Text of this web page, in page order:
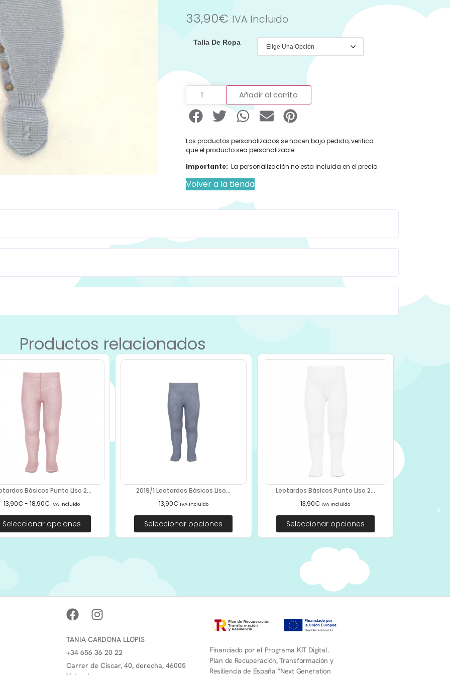
33,90€ IVA Incluido
Talla De Ropa
Añadir al carrito
Los productos personalizados se hacen bajo pedido, verifica
que el producto sea personalizable:
Importante: La personalización no esta incluida en el precio.
Volver a la tienda
Productos relacionados
Básicos Punto Liso 2...
13,90€ - 18,90€ IVA Incluido
Seleccionar opciones
2019/1 Leotardos Básicos Liso...
13,90€ IVA Incluido
Seleccionar opciones
Leotardos Básicos Punto Liso 2...
13,90€ IVA Incluido
Seleccionar opciones
TANIA CARDONA LLOPIS
+34 656 36 20 22
Carrer de Ciscar, 40, derecha, 46005
Financiado por el Programa KIT Digital.
Plan de Recuperación, Transformación y
Resiliencia de España “Next Generation